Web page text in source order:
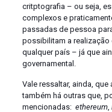
critptografia – ou seja,
complexos e
passadas de pessoa
possibilitam a realização
qualquer país – já que
governamental.
Vale ressaltar, ainda,
também há outras que,
mencionadas: ethereum,